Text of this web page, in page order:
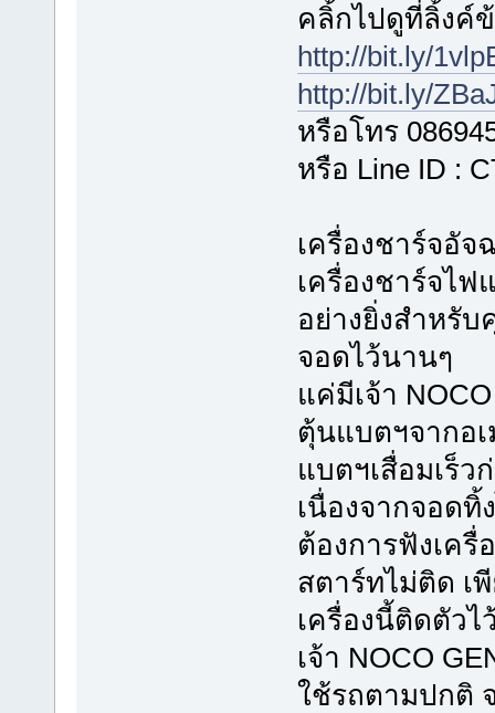
คลิ้กไปดูที่ลิ้งค์
http://bit.ly/
http://bit.ly/
หรือโทร
หรือ Line ID :
เครื่องชาร์จอัจ
เครื่องชาร์จไ
อย่างยิ่งสำหรั
จอดไว้นานๆ
แค่มีเจ้า
ตุ้นแบตฯจากอ
แบตฯเสื่อมเร็
เนื่องจากจอดทิ้
ต้องการฟังเครื่
สตาร์ทไม่ติด เ
เครื่องนี้ติดตัว
เจ้า NOCO
ใช้รถตามปกติ